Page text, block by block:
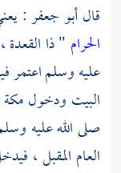
قالأبو جعفر:
الحرام " ذا
عليه وسلم اعتمر
البيت ودخولمكة
صلى الله عليه
العام المقبل ،